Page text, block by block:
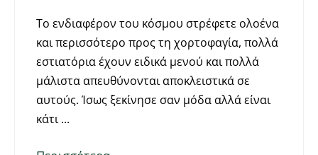
Το ενδιαφέρον του κόσμου στρέφετε ολοένα
και περισσότερο προς τη χορτοφαγία, πολλά
εστιατόρια έχουν ειδικά μενού και πολλά
μάλιστα απευθύνονται αποκλειστικά σε
αυτούς. Ίσως ξεκίνησε σαν μόδα αλλά είναι
κάτι